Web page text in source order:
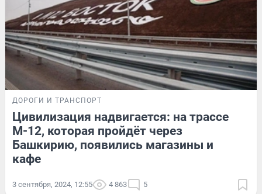
ДОРОГИ И ТРАНСПОРТ
Цивилизация надвигается: на трассе
М-12, которая пройдёт через
Башкирию, появились магазины и
кафе
3 сентября, 2024, 12:55 4 863 5